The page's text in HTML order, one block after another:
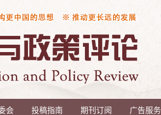
会 投稿指南 期刊订阅 广告服务